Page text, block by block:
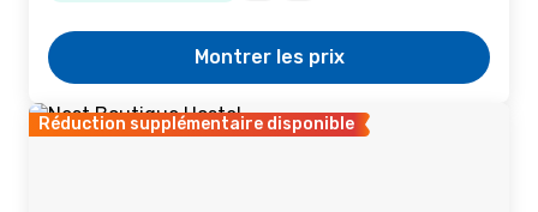
Montrer les prix
Réduction supplémentaire disponible